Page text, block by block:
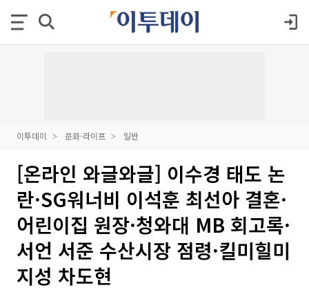
이투데이 문화·라이프 일반
[온라인 와글와글] 이수경 태도 논
란·SG워너비 이석훈 최선아 결혼·
어린이집 원장·청와대 MB 회고록·
서언 서준 수산시장 점령·킬미힐미
지성 차도현